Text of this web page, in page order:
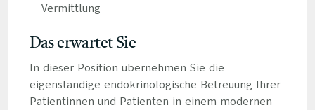
Vermittlung
Das erwartet Sie
In dieser Position übernehmen Sie die
eigenständige endokrinologische Betreuung Ihrer
Patientinnen und Patienten in einem modernen